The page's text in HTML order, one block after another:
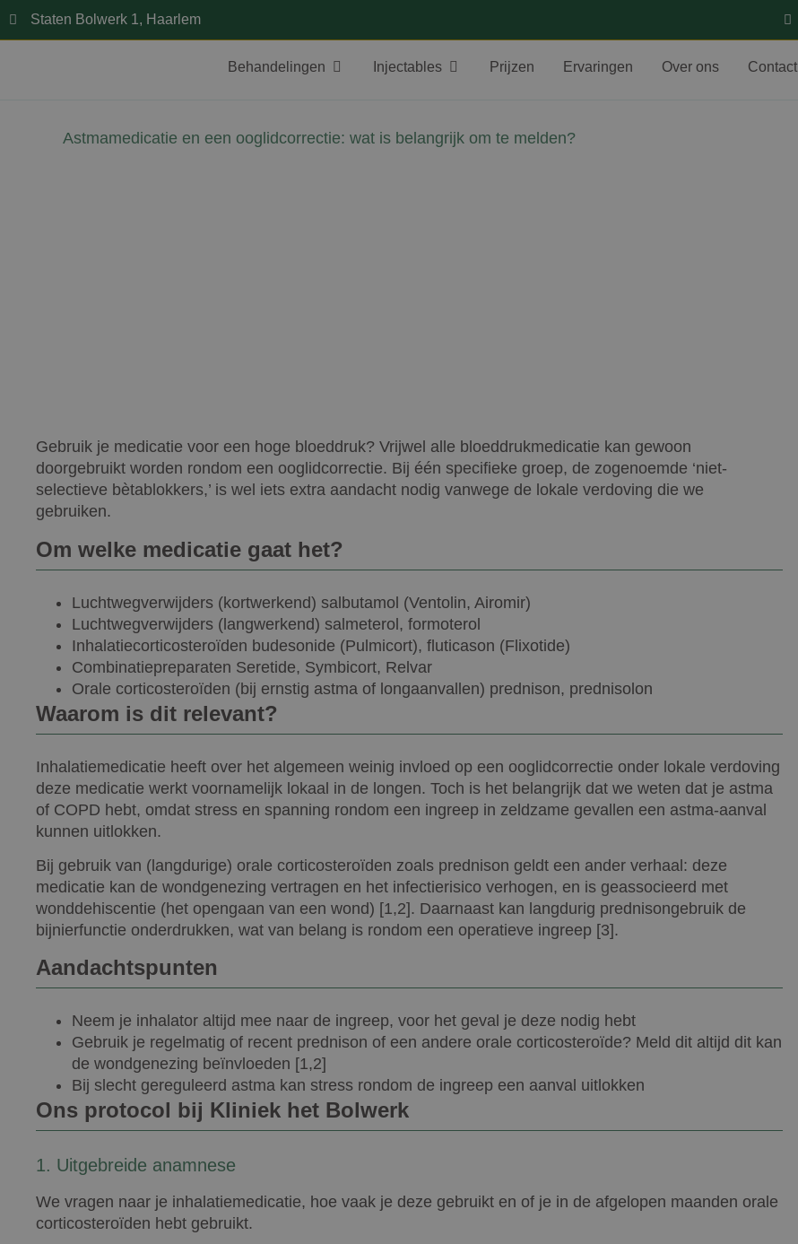
Staten Bolwerk 1, Haarlem
Behandelingen Injectables Prijzen Ervaringen Over ons Contact
Astmamedicatie en een ooglidcorrectie: wat is belangrijk om te melden?
Gebruik je medicatie voor een hoge bloeddruk? Vrijwel alle bloeddrukmedicatie kan gewoon
doorgebruikt worden rondom een ooglidcorrectie. Bij één specifieke groep, de zogenoemde ‘niet-
selectieve bètablokkers,’ is wel iets extra aandacht nodig vanwege de lokale verdoving die we
gebruiken.
Om welke medicatie gaat het?
Luchtwegverwijders (kortwerkend) salbutamol (Ventolin, Airomir)
Luchtwegverwijders (langwerkend) salmeterol, formoterol
Inhalatiecorticosteroïden budesonide (Pulmicort), fluticason (Flixotide)
Combinatiepreparaten Seretide, Symbicort, Relvar
Orale corticosteroïden (bij ernstig astma of longaanvallen) prednison, prednisolon
Waarom is dit relevant?
Inhalatiemedicatie heeft over het algemeen weinig invloed op een ooglidcorrectie onder lokale verdoving
deze medicatie werkt voornamelijk lokaal in de longen. Toch is het belangrijk dat we weten dat je astma
of COPD hebt, omdat stress en spanning rondom een ingreep in zeldzame gevallen een astma-aanval
kunnen uitlokken.
Bij gebruik van (langdurige) orale corticosteroïden zoals prednison geldt een ander verhaal: deze
medicatie kan de wondgenezing vertragen en het infectierisico verhogen, en is geassocieerd met
wonddehiscentie (het opengaan van een wond) [1,2]. Daarnaast kan langdurig prednisongebruik de
bijnierfunctie onderdrukken, wat van belang is rondom een operatieve ingreep [3].
Aandachtspunten
Neem je inhalator altijd mee naar de ingreep, voor het geval je deze nodig hebt
Gebruik je regelmatig of recent prednison of een andere orale corticosteroïde? Meld dit altijd dit kan
de wondgenezing beïnvloeden [1,2]
Bij slecht gereguleerd astma kan stress rondom de ingreep een aanval uitlokken
Ons protocol bij Kliniek het Bolwerk
1. Uitgebreide anamnese
We vragen naar je inhalatiemedicatie, hoe vaak je deze gebruikt en of je in de afgelopen maanden orale
corticosteroïden hebt gebruikt.